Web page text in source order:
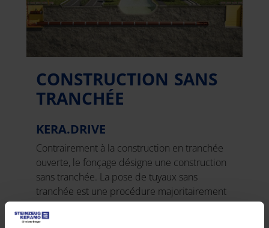
CONSTRUCTION SANS
TRANCHÉE
KERA.DRIVE
Contrairement à la construction en tranchée
ouverte, le fonçage désigne une construction
sans tranchée. La pose de tuyaux sans
tranchée est une procédure majoritairement
souterraine qui n'implique pas de déblayer la
partie du sol située au-dessus.